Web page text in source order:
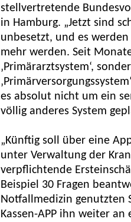
stellvertretende
in Hamburg. „Jetzt sind
unbesetzt, und es
mehr werden. Seit
‚Primärarztsystem‘,
es absolut nicht um ein
völlig anderes System
„Künftig soll über eine
unter Verwaltung der
verpflichtende
Beispiel 30 Fragen
Notfallmedizin genutzten
Kassen-APP ihn weiter